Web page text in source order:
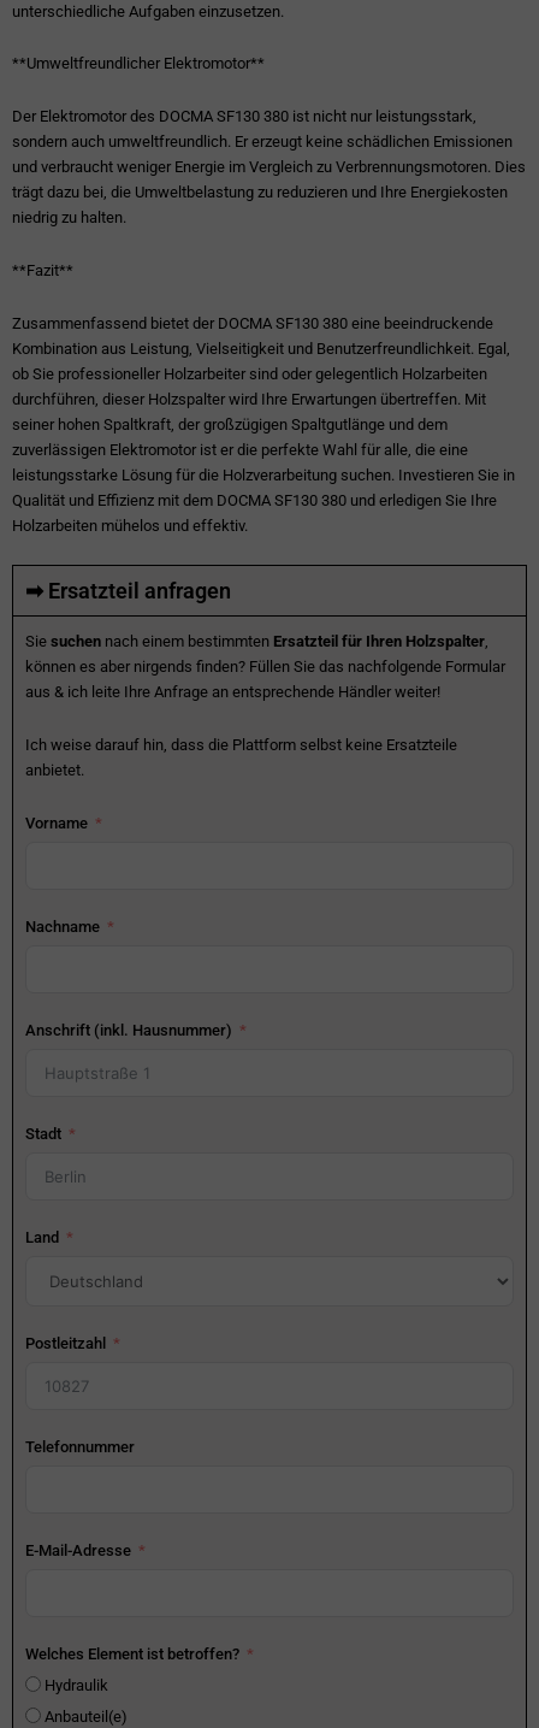
unterschiedliche Aufgaben einzusetzen.
**Umweltfreundlicher Elektromotor**
Der Elektromotor des DOCMA SF130 380 ist nicht nur leistungsstark,
sondern auch umweltfreundlich. Er erzeugt keine schädlichen Emissionen
und verbraucht weniger Energie im Vergleich zu Verbrennungsmotoren. Dies
trägt dazu bei, die Umweltbelastung zu reduzieren und Ihre Energiekosten
niedrig zu halten.
**Fazit**
Zusammenfassend bietet der DOCMA SF130 380 eine beeindruckende
Kombination aus Leistung, Vielseitigkeit und Benutzerfreundlichkeit. Egal,
ob Sie professioneller Holzarbeiter sind oder gelegentlich Holzarbeiten
durchführen, dieser Holzspalter wird Ihre Erwartungen übertreffen. Mit
seiner hohen Spaltkraft, der großzügigen Spaltgutlänge und dem
zuverlässigen Elektromotor ist er die perfekte Wahl für alle, die eine
leistungsstarke Lösung für die Holzverarbeitung suchen. Investieren Sie in
Qualität und Effizienz mit dem DOCMA SF130 380 und erledigen Sie Ihre
Holzarbeiten mühelos und effektiv.
➡ Ersatzteil anfragen
Sie suchen nach einem bestimmten Ersatzteil für Ihren Holzspalter,
können es aber nirgends finden? Füllen Sie das nachfolgende Formular
aus & ich leite Ihre Anfrage an entsprechende Händler weiter!
Ich weise darauf hin, dass die Plattform selbst keine Ersatzteile
anbietet.
Vorname
Nachname
Anschrift (inkl. Hausnummer)
Stadt
Land
Postleitzahl
Telefonnummer
E-Mail-Adresse
Welches Element ist betroffen?
Hydraulik
Anbauteil(e)